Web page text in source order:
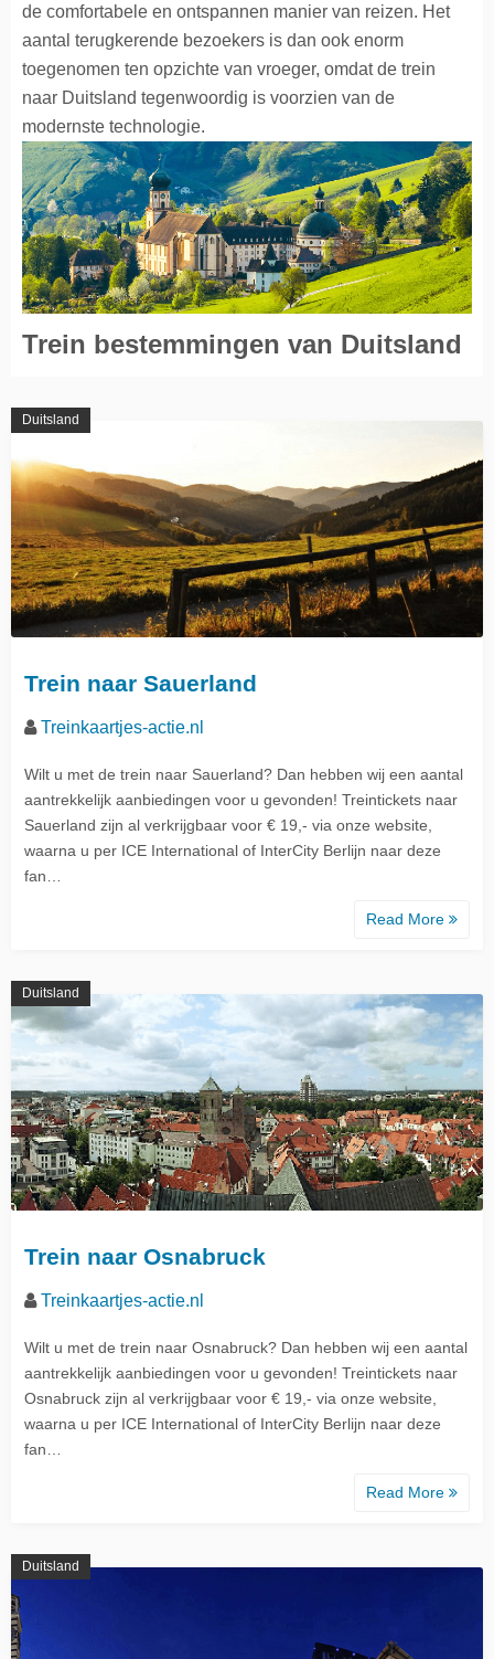
de comfortabele en ontspannen manier van reizen. Het
aantal terugkerende bezoekers is dan ook enorm
toegenomen ten opzichte van vroeger, omdat de trein
naar Duitsland tegenwoordig is voorzien van de
modernste technologie.
Trein bestemmingen van Duitsland
Duitsland
Trein naar Sauerland
Treinkaartjes-actie.nl
Wilt u met de trein naar Sauerland? Dan hebben wij een aantal
aantrekkelijk aanbiedingen voor u gevonden! Treintickets naar
Sauerland zijn al verkrijgbaar voor € 19,- via onze website,
waarna u per ICE International of InterCity Berlijn naar deze
fan…
Read More
Duitsland
Trein naar Osnabruck
Treinkaartjes-actie.nl
Wilt u met de trein naar Osnabruck? Dan hebben wij een aantal
aantrekkelijk aanbiedingen voor u gevonden! Treintickets naar
Osnabruck zijn al verkrijgbaar voor € 19,- via onze website,
waarna u per ICE International of InterCity Berlijn naar deze
fan…
Read More
Duitsland